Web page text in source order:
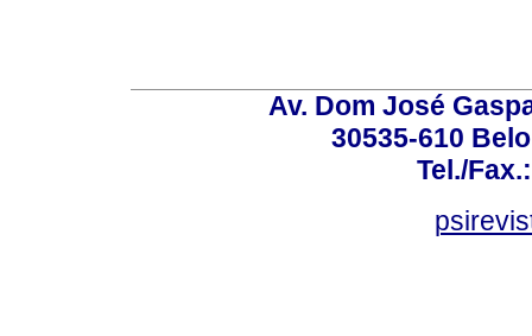
Av. Dom José
30535-610
Tel./